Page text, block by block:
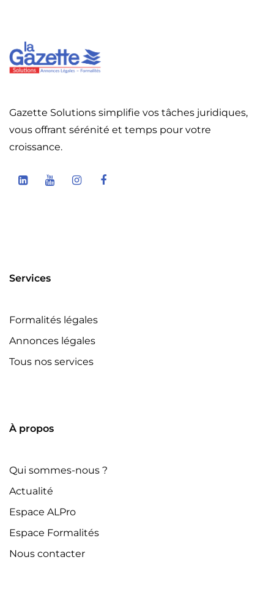
Gazette Solutions simplifie vos tâches juridiques,
vous offrant sérénité et temps pour votre
croissance.
Services
Formalités légales
Annonces légales
Tous nos services
À propos
Qui sommes-nous ?
Actualité
Espace ALPro
Espace Formalités
Nous contacter